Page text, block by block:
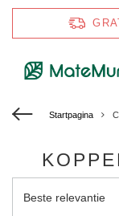
Startpagina
Sortering wijzigen
Beste relevantie